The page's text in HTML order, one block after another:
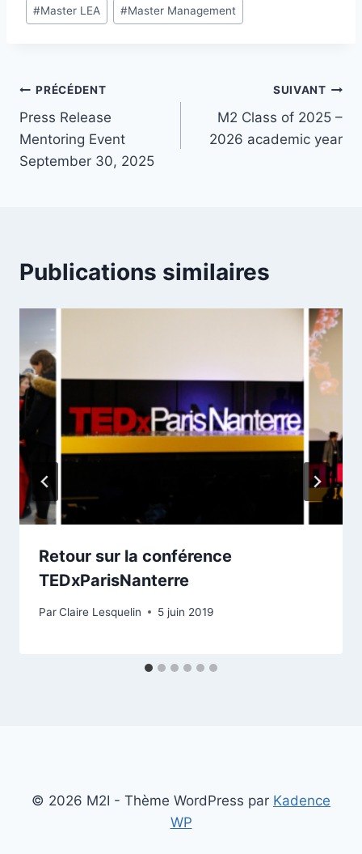
la#Master LEA #Master Management
Navigation
de
l’article
PRÉCÉDENT
Press Release
Mentoring Event
September 30, 2025
SUIVANT
M2 Class of 2025 –
2026 academic year
Publications similaires
Retour sur la conférence
TEDxParisNanterre
ParClaire Lesquelin 5 juin 2019
© 2026 M2I - Thème WordPress par Kadence
WP